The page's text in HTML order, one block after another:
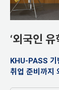
‘외국인
KHU-PASS 기
취업 준비까지